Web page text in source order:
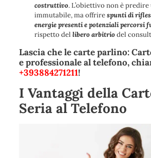
costruttivo. L’obiettivo non è
immutabile, ma offrirespunti di
energie presenti e potenziali percorsi
rispetto del libero arbitriodel
Lascia che le carte parlino:
e professionale al telefono,
+393884271211!
I Vantaggi della
Seria al Telefono